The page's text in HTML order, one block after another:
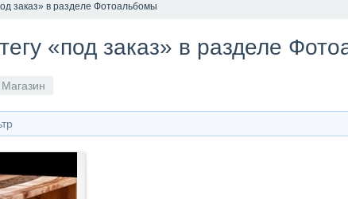
заказ» в разделе Фотоальбомы
«под заказ» в разделе
Магазин